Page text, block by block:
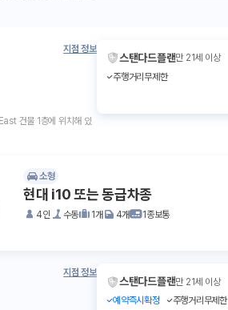
지점 정보
건물 1층에 위치해 있
스탠다드플랜만 21세 이상
주행거리무제한
소형
현대 i10 또는 동급차종
4인 수동 1개 4개
1종보통
지점 정보
스탠다드플랜만 21세 이상
예약즉시확정
주행거리무제한